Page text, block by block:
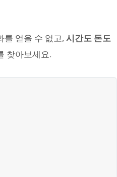
를 얻을 수 없고, 시간도 돈도
찾아보세요.